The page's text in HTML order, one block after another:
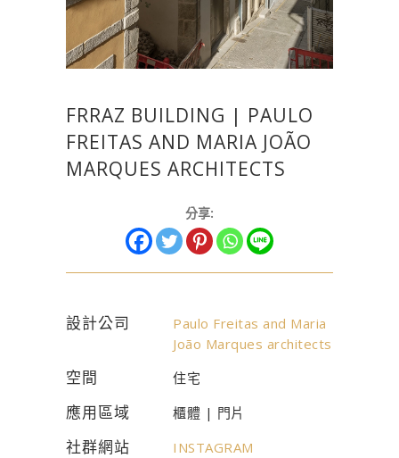
FRRAZ BUILDING | PAULO
FREITAS AND MARIA JOÃO
MARQUES ARCHITECTS
分享:
設計公司
Paulo Freitas and Maria
João Marques architects
空間 住宅
應用區域 櫃體 | 門片
社群網站 INSTAGRAM